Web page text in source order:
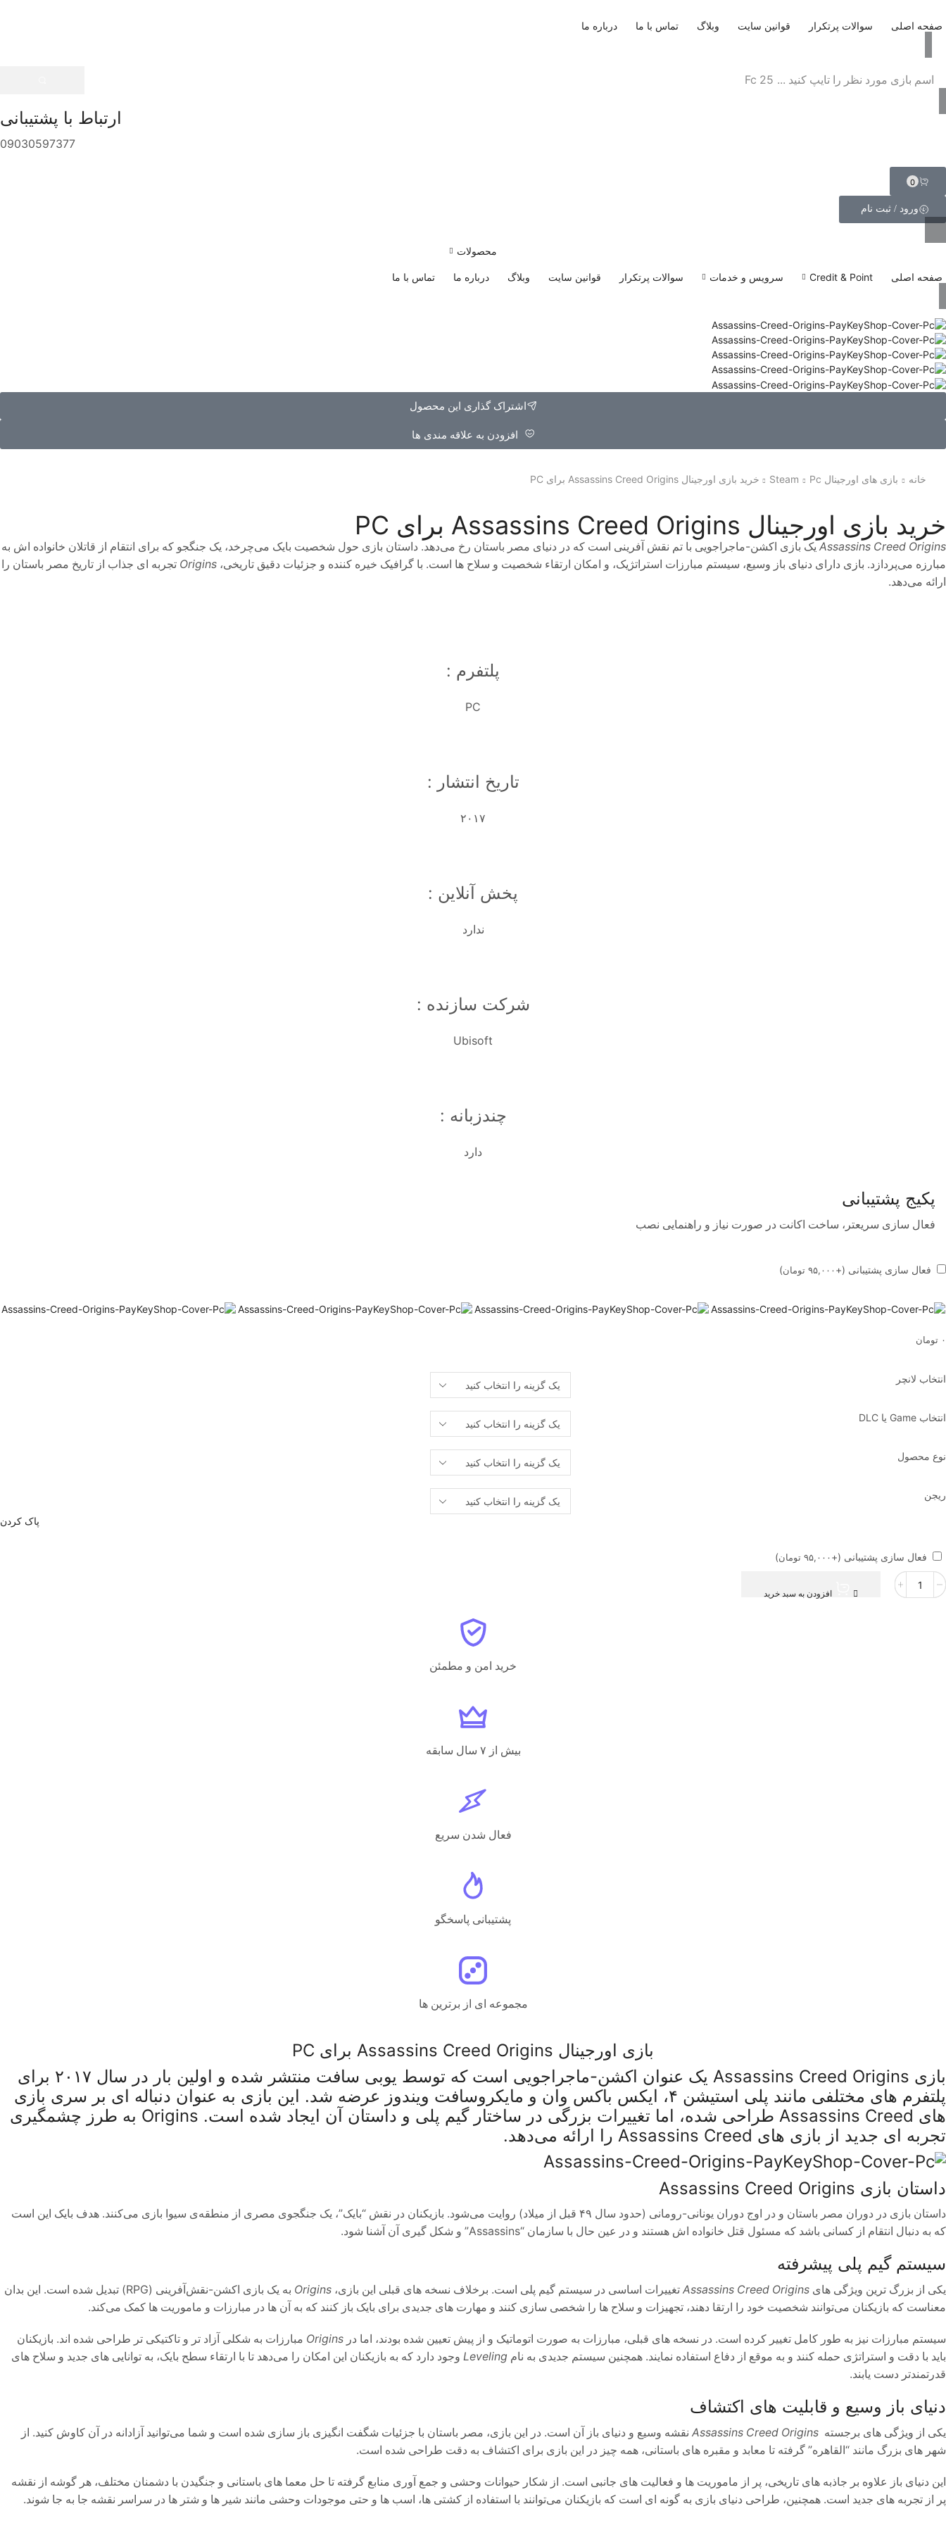
صفحه اصلی سوالات پرتکرار قوانین سایت وبلاگ تماس با ما درباره ما
اسم بازی مورد نظر را تایپ کنید ... Fc 25
ارتباط با پشتیبانی
09030597377
0
ورود / ثبت نام
محصولات
صفحه اصلی Credit & Point سرویس و خدمات سوالات پرتکرار قوانین سایت وبلاگ درباره ما تماس با ما
اشتراک گذاری این محصول
افزودن به علاقه مندی ها
خانه بازی های اورجینال Pc Steam خرید بازی اورجینال Assassins Creed Origins برای PC
خرید بازی اورجینال Assassins Creed Origins برای PC
Assassins Creed Origins یک بازی اکشن-ماجراجویی با تم نقش‌ آفرینی است که در دنیای مصر باستان رخ می‌دهد. داستان بازی حول شخصیت بایک می‌چرخد، یک جنگجو که برای انتقام از قاتلان خانواده‌ اش به
مبارزه می‌پردازد. بازی دارای دنیای باز وسیع، سیستم مبارزات استراتژیک، و امکان ارتقاء شخصیت و سلاح‌ ها است. با گرافیک خیره‌ کننده و جزئیات دقیق تاریخی، Origins تجربه‌ ای جذاب از تاریخ مصر باستان را
ارائه می‌دهد.
پلتفرم :
PC
تاریخ انتشار :
۲۰۱۷
پخش آنلاین :
ندارد
شرکت سازنده :
Ubisoft
چندزبانه :
دارد
پکیج پشتیبانی
فعال سازی سریعتر، ساخت اکانت در صورت نیاز و راهنمایی نصب
فعال سازی پشتیبانی (+۹۵,۰۰۰ تومان)
۰ تومان
انتخاب لانچر
انتخاب Game یا DLC
نوع محصول
ریجن
پاک کردن
فعال سازی پشتیبانی (+۹۵,۰۰۰ تومان)
افزودن به سبد خرید
خرید امن و مطمئن
بیش از ۷ سال سابقه
فعال شدن سریع
پشتیبانی پاسخگو
مجموعه ای از برترین ها
بازی اورجینال Assassins Creed Origins برای PC
بازی Assassins Creed Origins یک عنوان اکشن-ماجراجویی است که توسط یوبی‌ سافت منتشر شده و اولین بار در سال ۲۰۱۷ برای
پلتفرم‌ های مختلفی مانند پلی‌ استیشن ۴، ایکس‌ باکس وان و مایکروسافت ویندوز عرضه شد. این بازی به عنوان دنباله‌ ای بر سری بازی‌
های Assassins Creed طراحی شده، اما تغییرات بزرگی در ساختار گیم‌ پلی و داستان آن ایجاد شده است. Origins به طرز چشمگیری
تجربه‌ ای جدید از بازی‌ های Assassins Creed را ارائه می‌دهد.
داستان بازی Assassins Creed Origins
داستان بازی در دوران مصر باستان و در اوج دوران یونانی-رومانی (حدود سال ۴۹ قبل از میلاد) روایت می‌شود. بازیکنان در نقش “بایک”، یک جنگجوی مصری از منطقه‌ی سیوا بازی می‌کنند. هدف بایک این است
که به دنبال انتقام از کسانی باشد که مسئول قتل خانواده‌ اش هستند و در عین حال با سازمان “Assassins” و شکل‌ گیری آن آشنا شود.
سیستم گیم‌ پلی پیشرفته
یکی از بزرگ‌ ترین ویژگی‌ های Assassins Creed Origins تغییرات اساسی در سیستم گیم‌ پلی است. برخلاف نسخه‌ های قبلی این بازی، Origins
به یک بازی اکشن-نقش‌آفرینی (RPG) تبدیل شده است. این بدان
معناست که بازیکنان می‌توانند شخصیت خود را ارتقا دهند، تجهیزات و سلاح‌ ها را شخصی‌ سازی کنند و مهارت‌ های جدیدی برای بایک باز کنند که به آن‌ ها در مبارزات و ماموریت‌ ها کمک می‌کند.
سیستم مبارزات نیز به طور کامل تغییر کرده است. در نسخه‌ های قبلی، مبارزات به صورت اتوماتیک و از پیش تعیین شده بودند، اما در Origins مبارزات به شکلی آزاد تر و تاکتیکی‌ تر طراحی شده‌ اند. بازیکنان
باید با دقت و استراتژی حمله کنند و به موقع از دفاع استفاده نمایند. همچنین سیستم جدیدی به نام Leveling وجود دارد که به بازیکنان این امکان را می‌دهد تا با ارتقاء سطح بایک، به توانایی‌ های جدید و سلاح‌ های
قدرتمندتر دست یابند.
دنیای باز وسیع و قابلیت‌ های اکتشاف
یکی از ویژگی‌ های برجسته Assassins Creed Origins نقشه وسیع و دنیای باز آن است. در این بازی، مصر باستان با جزئیات شگفت‌ انگیزی باز سازی شده است و شما می‌توانید آزادانه در آن کاوش کنید. از
شهر های بزرگ مانند “القاهره” گرفته تا معابد و مقبره‌ های باستانی، همه چیز در این بازی برای اکتشاف به دقت طراحی شده است.
این دنیای باز علاوه بر جاذبه‌ های تاریخی، پر از ماموریت‌ ها و فعالیت‌ های جانبی است. از شکار حیوانات وحشی و جمع‌ آوری منابع گرفته تا حل معما های باستانی و جنگیدن با دشمنان مختلف، هر گوشه از نقشه
پر از تجربه‌ های جدید است. همچنین، طراحی دنیای بازی به گونه‌ ای است که بازیکنان می‌توانند با استفاده از کشتی‌ ها، اسب‌ ها و حتی موجودات وحشی مانند شیر ها و شتر ها در سراسر نقشه جا به‌ جا شوند.